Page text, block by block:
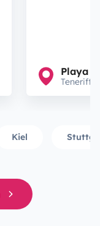
Playa
Teneriffa
Kiel